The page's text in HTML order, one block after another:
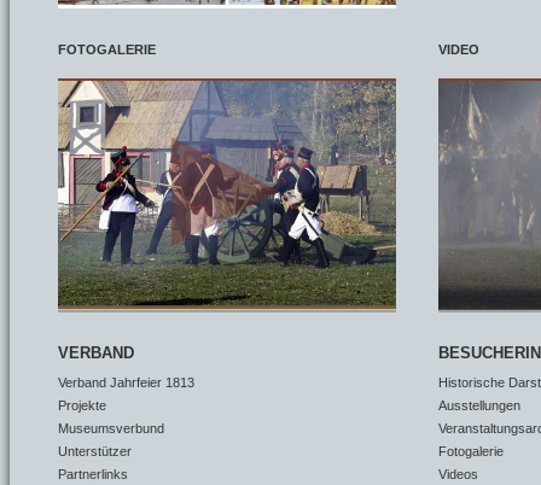
FOTOGALERIE
VERBAND
Verband Jahrfeier 1813
Projekte
Museumsverbund
Unterstützer
Partnerlinks
VIDEO
Historische
Ausstellungen
Fotogalerie
Videos